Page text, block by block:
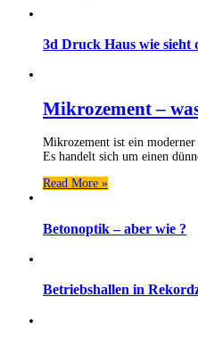
3d Druck Haus wie sieht
Mikrozement –
Mikrozement ist ein
Es handelt sich um einen
Read More »
Betonoptik – aber wie ?
Betriebshallen in